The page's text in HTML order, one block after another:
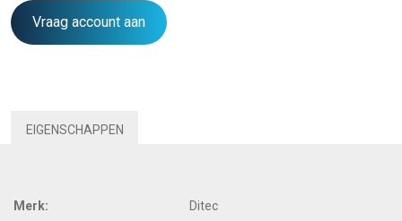
Vraag account aan
EIGENSCHAPPEN
Merk: Ditec